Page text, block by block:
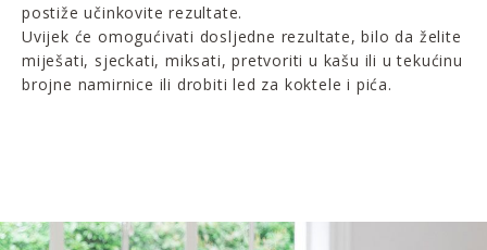
postiže učinkovite rezultate.
Uvijek će omogućivati dosljedne rezultate, bilo da želite
miješati, sjeckati, miksati, pretvoriti u kašu ili u tekućinu
brojne namirnice ili drobiti led za koktele i pića.